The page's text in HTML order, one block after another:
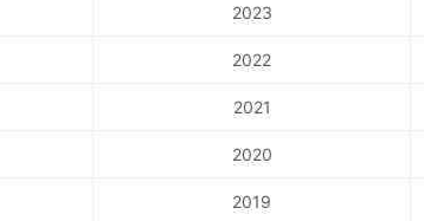
2023
2022
2021
2020
2019